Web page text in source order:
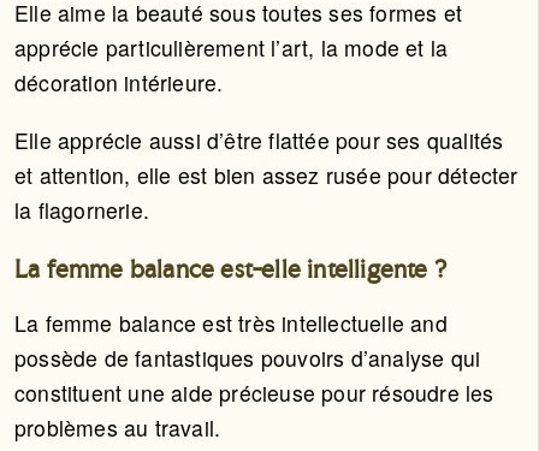
Elle aime la beauté sous toutes ses formes et
apprécie particulièrement l’art, la mode et la
décoration intérieure.
Elle apprécie aussi d’être flattée pour ses qualités
et attention, elle est bien assez rusée pour détecter
la flagornerie.
La femme balance est-elle intelligente ?
La femme balance est très intellectuelle and
possède de fantastiques pouvoirs d’analyse qui
constituent une aide précieuse pour résoudre les
problèmes au travail.